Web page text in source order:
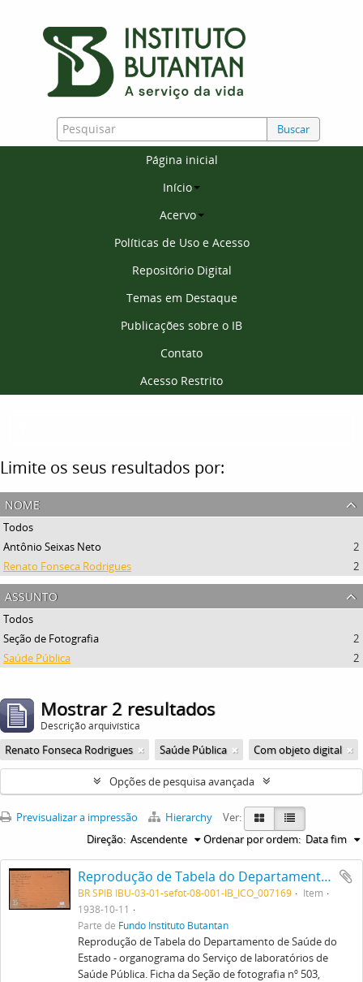
Buscar
Página inicial
Início
Acervo
Políticas de Uso e Acesso
Repositório Digital
Temas em Destaque
Publicações sobre o IB
Contato
Acesso Restrito
Limite os seus resultados por:
nome
Todos
Antônio Seixas Neto
2
Renato Fonseca Rodrigues
2
assunto
Todos
Seção de Fotografia
2
Saúde Pública
2
Mostrar 2 resultados
Descrição arquivística
Renato Fonseca Rodrigues Saúde Pública Com objeto digital
Opções de pesquisa avançada
Previsualizar a impressão Hierarchy
Ver:
Ordenar por ordem: Data fim
Direção: Ascendente
Reprodução de Tabela do Departamento de Saúde do Estado - organograma do Serviço de laboratórios de Saúde Pública. Ficha da Seção de fotografia nº 503, solicitado pela Diretoria (dr. Renato). Verso
BR SPIB IBU-03-01-sefot-08-001-IB_ICO_007169
Item
1938-10-11
Parte de Fundo Instituto Butantan
Reprodução de Tabela do Departamento de Saúde do
Estado - organograma do Serviço de laboratórios de
Saúde Pública. Ficha da Seção de fotografia nº 503,